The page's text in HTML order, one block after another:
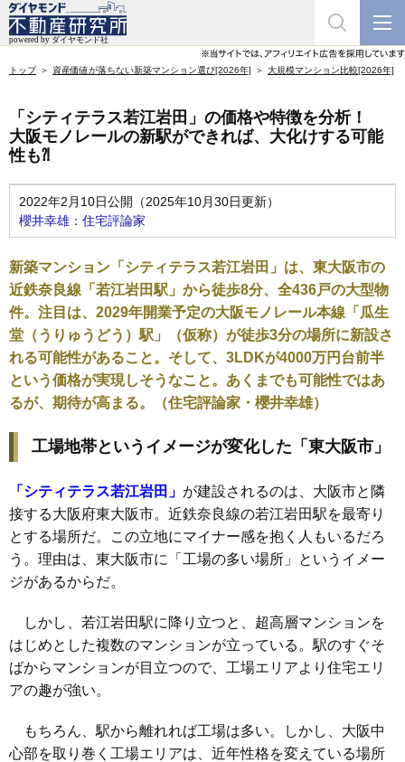
トップ 資産価値が落ちない新築マンション選び[2026年] 大規模マンション比較[2026年]
「シティテラス若江岩田」の価格や特徴を分析！
大阪モノレールの新駅ができれば、大化けする可能
性も⁈
2022年2月10日公開（2025年10月30日更新）
櫻井幸雄：住宅評論家
新築マンション「シティテラス若江岩田」は、東大阪市の
近鉄奈良線「若江岩田駅」から徒歩8分、全436戸の大型物
件。注目は、2029年開業予定の大阪モノレール本線「瓜生
堂（うりゅうどう）駅」（仮称）が徒歩3分の場所に新設さ
れる可能性があること。そして、3LDKが4000万円台前半
という価格が実現しそうなこと。あくまでも可能性ではあ
るが、期待が高まる。（住宅評論家・櫻井幸雄）
工場地帯というイメージが変化した「東大阪市」
「シティテラス若江岩田」 が建設されるのは、大阪市と隣
接する大阪府東大阪市。近鉄奈良線の若江岩田駅を最寄り
とする場所だ。この立地にマイナー感を抱く人もいるだろ
う。理由は、東大阪市に「工場の多い場所」というイメー
ジがあるからだ。
しかし、若江岩田駅に降り立つと、超高層マンションを
はじめとした複数のマンションが立っている。駅のすぐそ
ばからマンションが目立つので、工場エリアより住宅エリ
アの趣が強い。
もちろん、駅から離れれば工場は多い。しかし、大阪中
心部を取り巻く工場エリアは、近年性格を変えている場所